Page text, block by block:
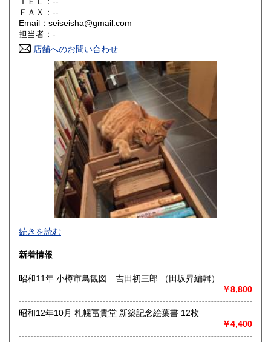
香川県
高知県 200円
200円 長崎県
200円 大分県
200円 鹿児島県
200円
ＦＡＸ：--
Email：seiseisha@gmail.com
担当者：-
店舗へのお問い合わせ
事務所営業です(店舗はございません)。
て管理しており、登録住所にはございません。また電話、ハ
ガキ、FAXでのご注文、ご質問等はお受けできません。ご了
承ください。
●対面での販売、お渡しはおこなっておりません●
●土・日・祝休&不定休●
続きを読む
新着情報
昭和11年 小樽市鳥観図 吉田初三郎 （田坂昇編輯）
￥8,800
昭和12年10月 札幌冨貴堂 新築記念絵葉書 12枚
￥4,400